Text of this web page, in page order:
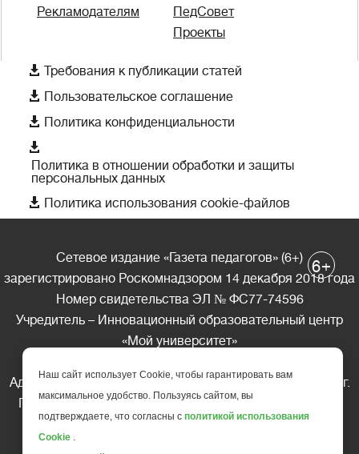
Рекламодателям
ПедСовет
Проекты
 Требования к публикации статей
 Пользовательское соглашение
 Политика конфиденциальности

Политика в отношении обработки и защиты
персональных данных
 Политика использования cookie-файлов
Сетевое издание «Газета педагогов» (6+)
зарегистрировано Роскомнадзором 14 декабря 2018 года
Номер свидетельства ЭЛ № ФС77-74596
Учредитель – Инновационный образовательный центр
«Мой университет»
Адрес редакции: 185035 Россия, Республика Карелия, г.
Петрозаводск, ул. Фридриха Энгельса д.10, офис 211
Телефон редакции: +7 (499) 685-10-45
6+
Наш сайт использует Cookie, чтобы гарантировать вам
максимальное удобство. Пользуясь сайтом, вы
подтверждаете, что согласны с политикой использования
Cookie .